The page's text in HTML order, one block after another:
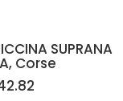
SUPRANA
Corse